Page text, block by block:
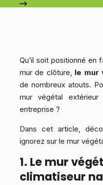
Qu’il soit positionné en
mur de clôture, le mur
de nombreux atouts.
mur végétal
entreprise ?
Dans cet article,
ignorez sur le mur
1. Le mur
climatiseur